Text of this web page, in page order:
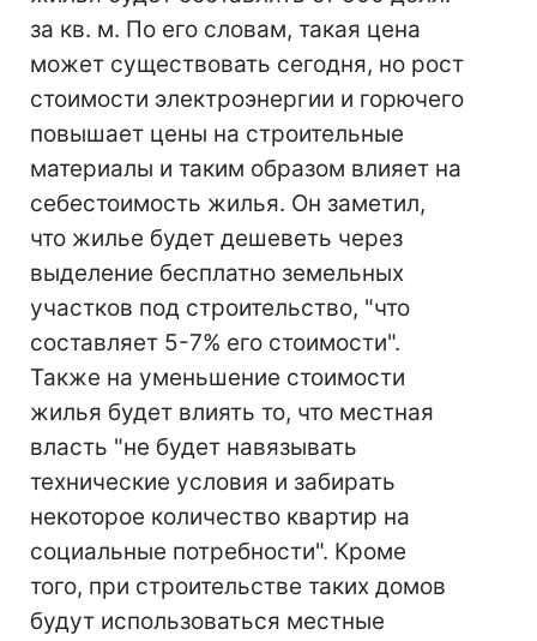
за кв. м. По его словам, такая цена
может существовать сегодня, но рост
стоимости электроэнергии и горючего
повышает цены на строительные
материалы и таким образом влияет на
себестоимость жилья. Он заметил,
что жилье будет дешеветь через
выделение бесплатно земельных
участков под строительство, "что
составляет 5-7% его стоимости".
Также на уменьшение стоимости
жилья будет влиять то, что местная
власть "не будет навязывать
технические условия и забирать
некоторое количество квартир на
социальные потребности". Кроме
того, при строительстве таких домов
будут использоваться местные